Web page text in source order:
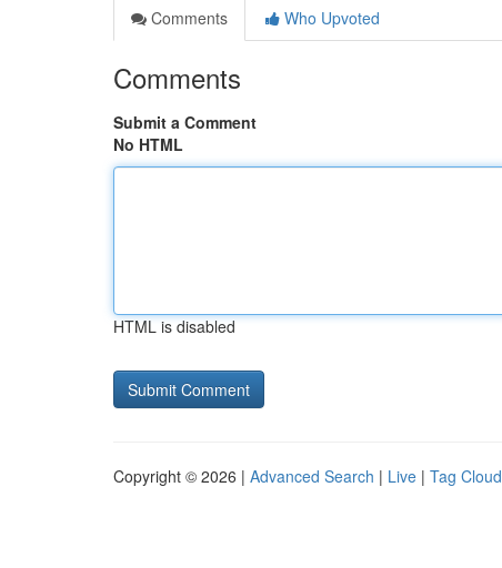
Comments
Who Upvoted
Comments
Submit a Comment
No HTML
HTML is disabled
Copyright © 2026 | Advanced Search | Live | Tag Cloud